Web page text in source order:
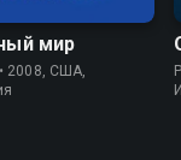
мир
2008, США,